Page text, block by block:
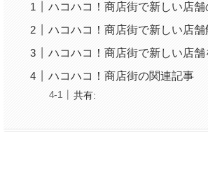
ハコハコ！商店街で新しい店
ハコハコ！商店街で新しい店
ハコハコ！商店街で新しい店
ハコハコ！商店街の関連記事
共有: